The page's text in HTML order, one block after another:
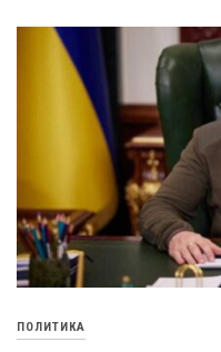
ПОЛИТИКА